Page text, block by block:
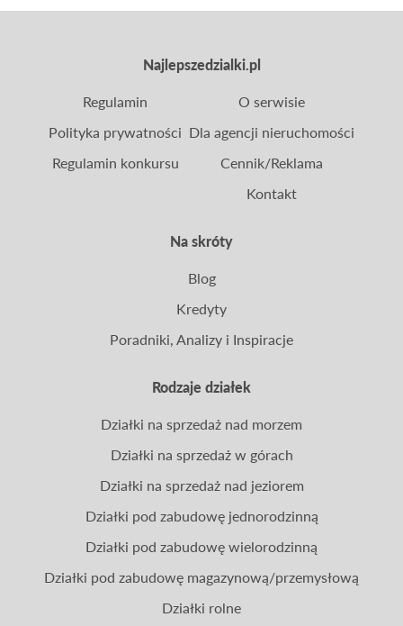
Najlepszedzialki.pl
Na skróty
Rodzaje działek
Regulamin
Polityka prywatności
Regulamin konkursu
O serwisie
Dla agencji nieruchomości
Cennik/Reklama
Kontakt
Blog
Kredyty
Poradniki, Analizy i Inspiracje
Działki na sprzedaż nad morzem
Działki na sprzedaż w górach
Działki na sprzedaż nad jeziorem
Działki pod zabudowę jednorodzinną
Działki pod zabudowę wielorodzinną
Działki pod zabudowę magazynową/przemysłową
Działki rolne